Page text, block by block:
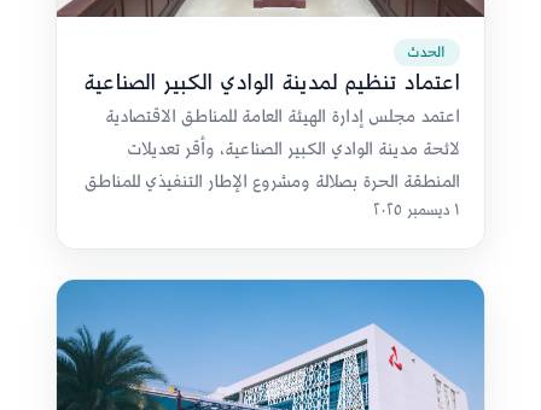
الحدث
اعتماد تنظيم لمدينة الوادي الكبير الصناعية
اعتمد مجلس إدارة الهيئة العامة للمناطق الاقتصادية
لائحة مدينة الوادي الكبير الصناعية، وأقر تعديلات
المنطقة الحرة بصلالة ومشروع الإطار التنفيذي للمناطق
الاقتصادية والحرة.١ ديسمبر ٢٠٢٥